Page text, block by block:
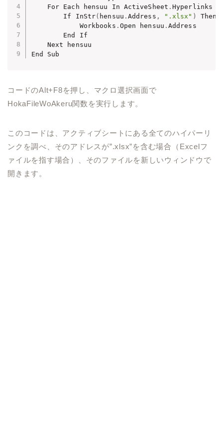
    For Each hensuu In ActiveSheet
.Hyperlinks
        If InStr
( hensuu . Address , ".xlsx" )
Then
            Workbooks
. Open hensuu . Address
        End If
    Next hensuu
コードのAlt+F8を押し、マクロ選択画面で
HokaFileWoAkeru関数を実行します。
このコードは、アクティブシートにある全てのハイパーリ
ンクを調べ、そのアドレスが”.xlsx”を含む場合（Excelフ
ァイルを指す場合）、そのファイルを新しいウィンドウで
開きます。